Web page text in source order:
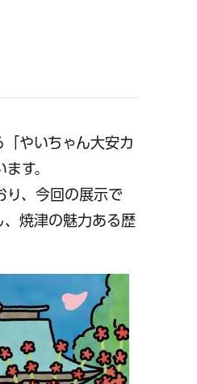
やいちゃん大安カ
す。
り、今回の展示で
、焼津の魅力ある歴